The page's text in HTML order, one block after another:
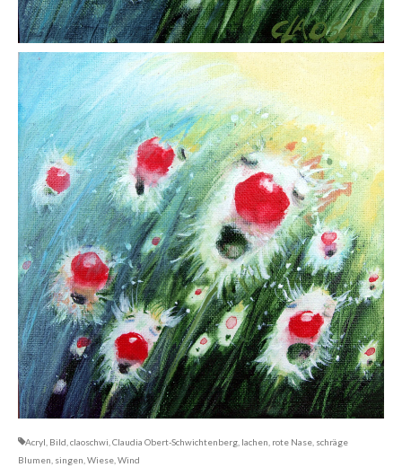
Kinderbücher
Designs
Dies & Das
Werkstücke
Filmchen
Acryl Bild claoschwi Claudia Obert-Schwichtenberg lachen rote Nase schräge
Blumen singen Wiese Wind